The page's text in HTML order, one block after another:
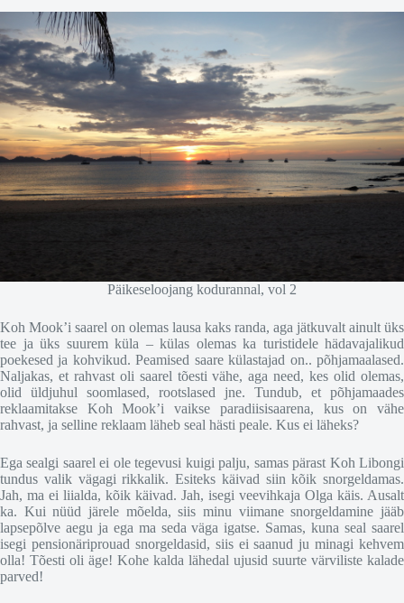
Päikeseloojang kodurannal, vol 2
Koh Mook’i saarel on olemas lausa kaks randa, aga jätkuvalt ainult üks
tee ja üks suurem küla – külas olemas ka turistidele hädavajalikud
poekesed ja kohvikud. Peamised saare külastajad on.. põhjamaalased.
Naljakas, et rahvast oli saarel tõesti vähe, aga need, kes olid olemas,
olid üldjuhul soomlased, rootslased jne. Tundub, et põhjamaades
reklaamitakse Koh Mook’i vaikse paradiisisaarena, kus on vähe
rahvast, ja selline reklaam läheb seal hästi peale. Kus ei läheks?
Ega sealgi saarel ei ole tegevusi kuigi palju, samas pärast Koh Libongi
tundus valik vägagi rikkalik. Esiteks käivad siin kõik snorgeldamas.
Jah, ma ei liialda, kõik käivad. Jah, isegi veevihkaja Olga käis. Ausalt
ka. Kui nüüd järele mõelda, siis minu viimane snorgeldamine jääb
lapsepõlve aegu ja ega ma seda väga igatse. Samas, kuna seal saarel
isegi pensionäriprouad snorgeldasid, siis ei saanud ju minagi kehvem
olla! Tõesti oli äge! Kohe kalda lähedal ujusid suurte värviliste kalade
parved!